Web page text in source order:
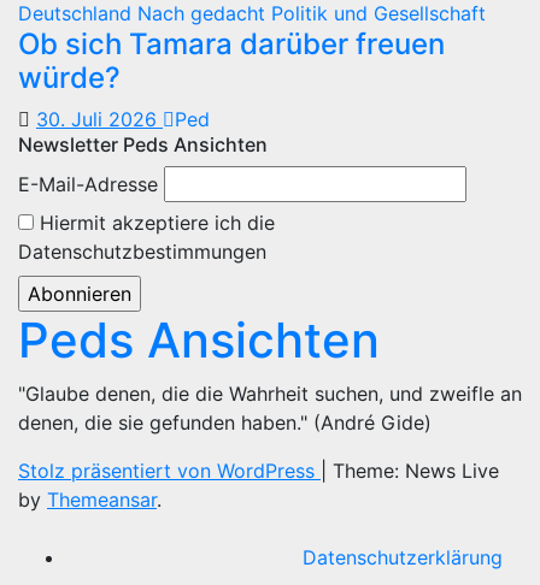
Deutschland Nach gedacht Politik und Gesellschaft
Ob sich Tamara darüber freuen
würde?
30. Juli 2026
Ped
Newsletter Peds Ansichten
E-Mail-Adresse
Hiermit akzeptiere ich die
Datenschutzbestimmungen
Peds Ansichten
"Glaube denen, die die Wahrheit suchen, und zweifle an
denen, die sie gefunden haben." (André Gide)
Stolz präsentiert von WordPress
Theme: News Live
by Themeansar.
Datenschutzerklärung